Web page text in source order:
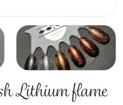
Lithium flame